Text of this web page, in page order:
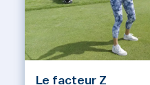
Le facteur Z